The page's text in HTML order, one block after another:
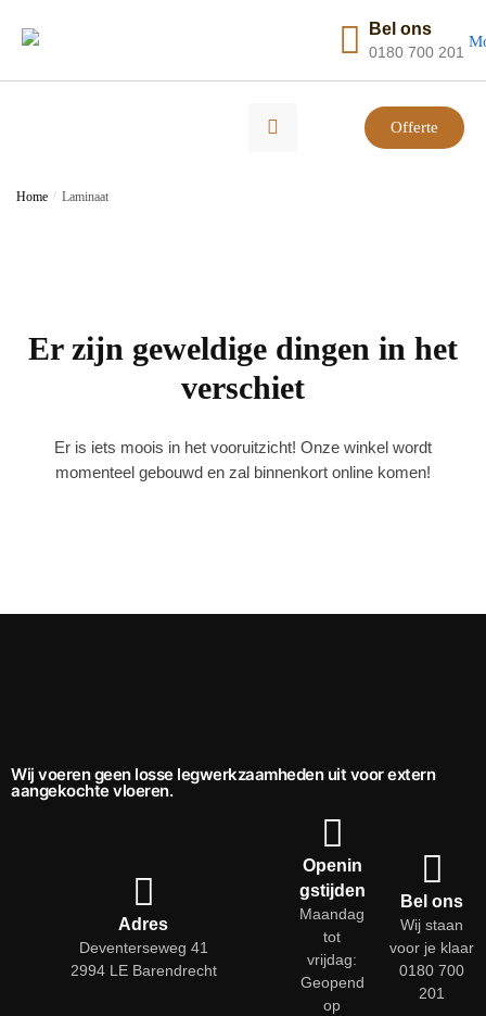
Bel ons
0180 700 201
Offerte
Home / Laminaat
Er zijn geweldige dingen in het
verschiet
Er is iets moois in het vooruitzicht! Onze winkel wordt
momenteel gebouwd en zal binnenkort online komen!
Wij voeren geen losse legwerkzaamheden uit voor extern
aangekochte vloeren.
Adres
Deventerseweg 41
2994 LE Barendrecht
Openin
gstijden
Maandag
tot
vrijdag:
Geopend
op
Bel ons
Wij staan
voor je klaar
0180 700
201